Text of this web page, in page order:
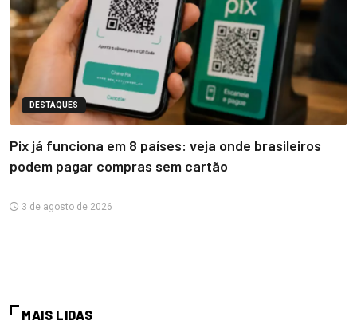
DESTAQUES
Pix já funciona em 8 países: veja onde brasileiros
podem pagar compras sem cartão
3 de agosto de 2026
MAIS LIDAS